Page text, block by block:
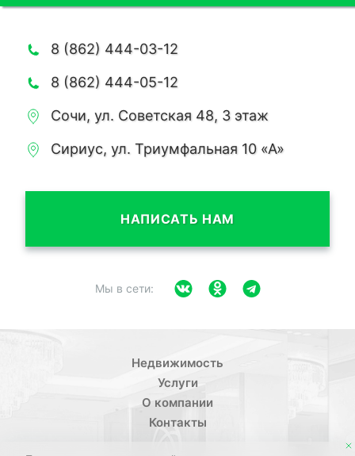
8 (862) 444-03-12
8 (862) 444-05-12
Сочи, ул. Советская 48, 3 этаж
Сириус, ул. Триумфальная 10 «А»
НАПИСАТЬ НАМ
Мы в сети:
Недвижимость
Услуги
О компании
Контакты